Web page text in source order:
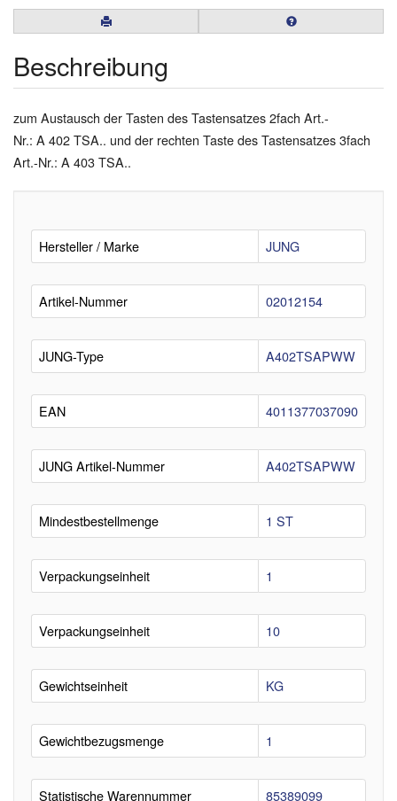
Beschreibung
zum Austausch der Tasten des Tastensatzes 2fach Art.-
Nr.: A 402 TSA.. und der rechten Taste des Tastensatzes 3fach
Art.-Nr.: A 403 TSA..
Hersteller / Marke JUNG
Artikel-Nummer 02012154
JUNG-Type A402TSAPWW
EAN 4011377037090
JUNG Artikel-Nummer A402TSAPWW
Mindestbestellmenge 1 ST
Verpackungseinheit 1
Verpackungseinheit 10
Gewichtseinheit KG
Gewichtbezugsmenge 1
Statistische Warennummer 85389099